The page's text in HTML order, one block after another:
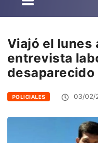
Viajó el lunes
entrevista
desaparecido
POLICIALES 03/02/